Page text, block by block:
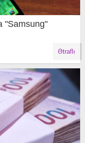
"Samsung"
Ətraflı